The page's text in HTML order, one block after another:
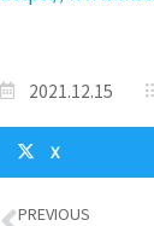
2021.12.15
X
PREVIOUS